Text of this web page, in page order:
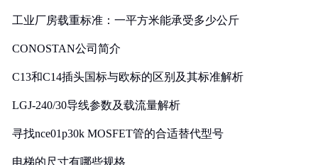
工业厂房载重标准：一平方米能承受多少公斤
CONOSTAN公司简介
C13和C14插头国标与欧标的区别及其标准解析
LGJ-240/30导线参数及载流量解析
寻找nce01p30k MOSFET管的合适替代型号
电梯的尺寸有哪些规格